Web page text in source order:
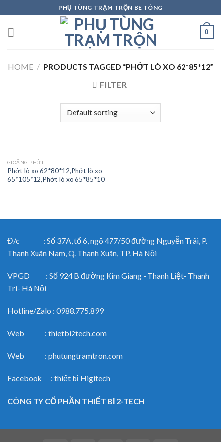
to
content
PHỤ TÙNG TRẠM TRỘN BÊ TÔNG
0
HOME / PRODUCTS TAGGED “PHỚT LÒ XO 62*85*12”
FILTER
GIOĂNG PHỚT
Phớt lò xo 62*80*12,Phớt lò xo
65*105*12,Phớt lò xo 65*85*10
Đ/c : Số 37A, tổ 6, ngõ 477/50 đường Nguyễn Trãi, P.
Thanh Xuân Nam, Q. Thanh Xuân, TP. Hà Nội
VPGD : Số 924 B đường Kim Giang - Thanh Liệt- Thanh
Trì- Hà Nội
Hotline/Zalo : 0988.775.899
Web : thietbi2tech.com
Web : phutungtramtron.com
Facebook : thiết bị Higitech
CÔNG TY CỔ PHẦN THIẾT BỊ 2-TECH